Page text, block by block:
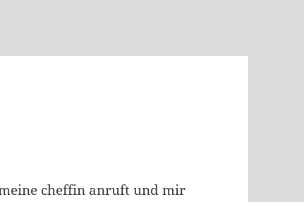
cheffin anruft und mir